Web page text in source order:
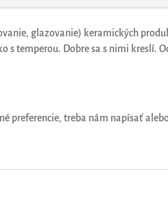
glazovanie) keramických
s temperou. Dobre sa s nimi kreslí.
preferencie, treba nám napísať